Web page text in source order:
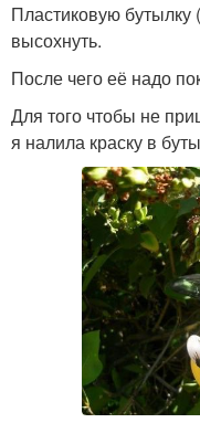
Пластиковую бутылку
высохнуть.
После чего её надо
Для того чтобы не
я налила краску в